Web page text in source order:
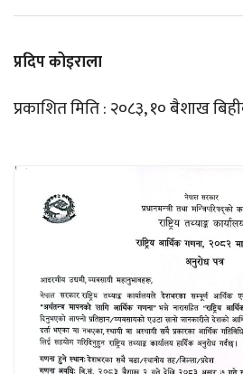
प्रदिप कोइराला
प्रकाशित मिति : २०८३, १० बैशाख